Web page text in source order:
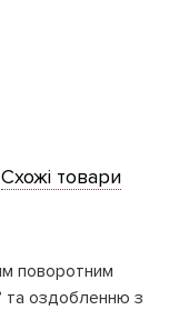
Схожі товари
поворотним
та оздобленню з